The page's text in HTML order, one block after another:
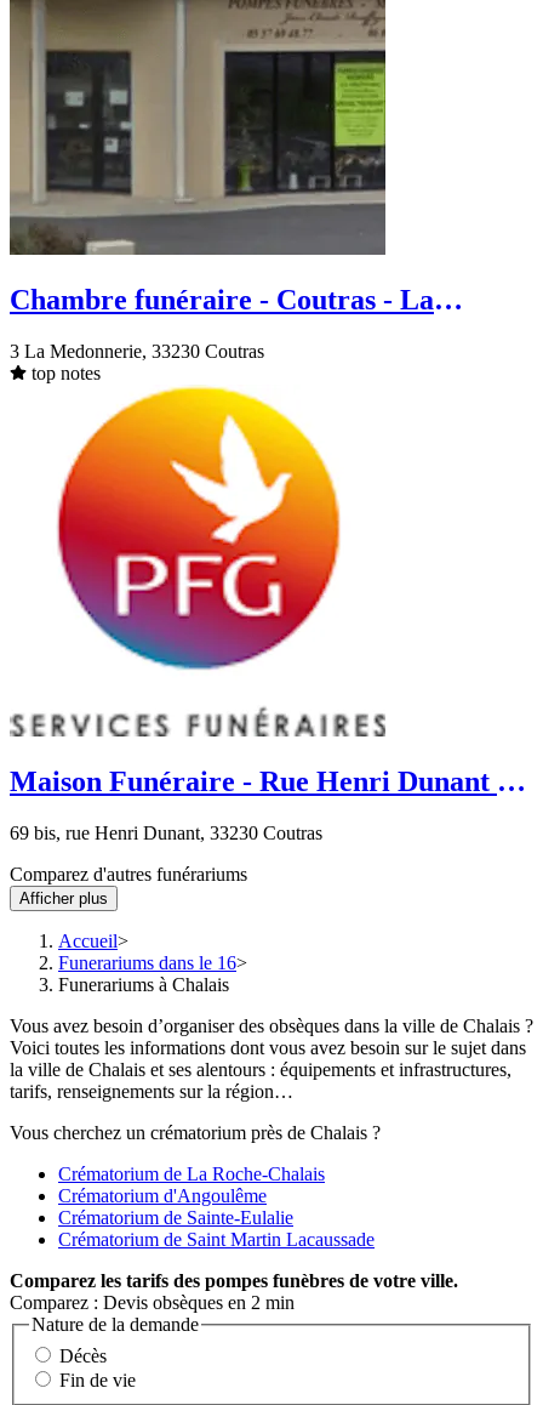
Chambre funéraire - Coutras - La
3 La Medonnerie, 33230 Coutras
top notes
Maison Funéraire - Rue Henri Dunant -
69 bis, rue Henri Dunant, 33230 Coutras
Comparez d'autres funérariums
Afficher plus
Accueil
Funerariums dans le 16
Funerariums à Chalais
Vous avez besoin d’organiser des obsèques dans la ville de Chalais ?
Voici toutes les informations dont vous avez besoin sur le sujet dans
la ville de Chalais et ses alentours : équipements et infrastructures,
tarifs, renseignements sur la région…
Vous cherchez un crématorium près de Chalais ?
Crématorium de La Roche-Chalais
Crématorium d'Angoulême
Crématorium de Sainte-Eulalie
Crématorium de Saint Martin Lacaussade
Comparez les tarifs des pompes funèbres de votre ville.
Comparez : Devis obsèques en 2 min
Nature de la demande
Décès
Fin de vie